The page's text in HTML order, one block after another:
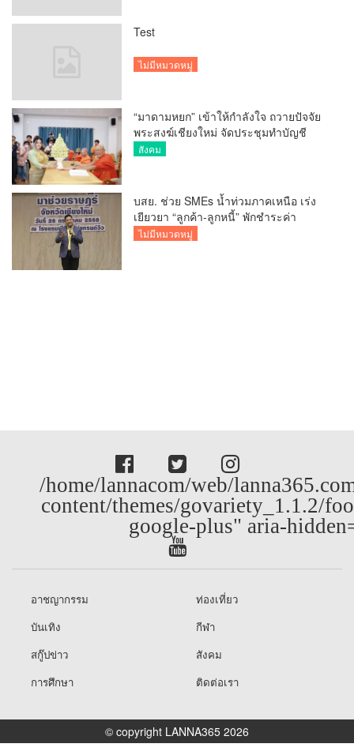
Test
ไม่มีหมวดหมู่
“มาดามหยก” เข้าให้กำลังใจ ถวายปัจจัย
พระสงฆ์เชียงใหม่ จัดประชุมทำบัญชี
รายรับรายจ่ายของวัด กว่า 300 รูป ที่วัด
สังคม
บสย. ช่วย SMEs น้ำท่วมภาคเหนือ เร่ง
เยียวยา “ลูกค้า-ลูกหนี้” พักชำระค่า
ธรรมเนียม-ค่างวด
ไม่มีหมวดหมู่
/home/lannacom/web/
content/themes/govariety_1.1.2/
google-plus" aria-
อาชญากรรม
ท่องเที่ยว
บันเทิง
กีฬา
สกู๊ปข่าว
สังคม
การศึกษา
ติดต่อเรา
© copyright LANNA365 2026